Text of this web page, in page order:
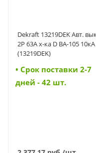
Dekraft 13219DEK Авт.
2P 63A х-ка D ВА-105 10кА
(13219DEK)
• Cрок поставки 2-7
дней - 42 шт.